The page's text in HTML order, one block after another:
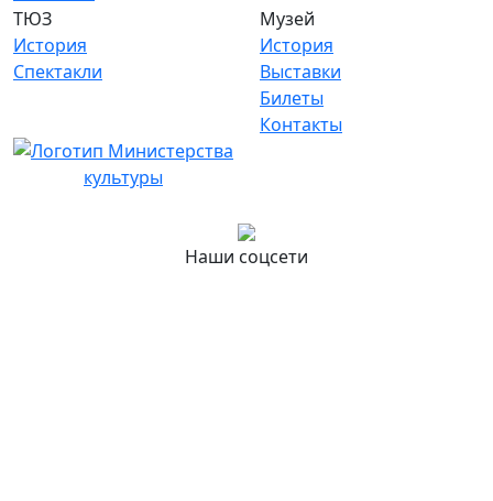
ТЮЗ
История
Спектакли
Музей
История
Выставки
Билеты
Контакты
Наши соцсети